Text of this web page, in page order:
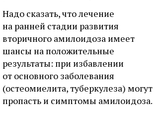
Надо сказать, что лечение
на ранней стадии развития
вторичного амилоидоза имеет
шансы на положительные
результаты: при избавлении
от основного заболевания
(остеомиелита, туберкулеза) могут
пропасть и симптомы амилоидоза.